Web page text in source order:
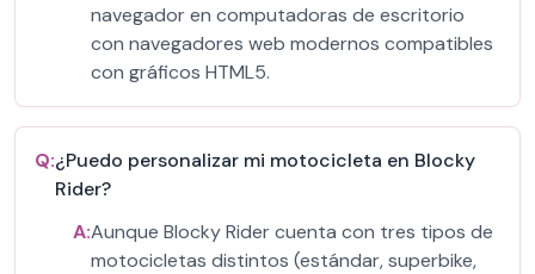
navegador en computadoras de escritorio
con navegadores web modernos compatibles
con gráficos HTML5.
Q:¿Puedo personalizar mi motocicleta en Blocky
Rider?
A:Aunque Blocky Rider cuenta con tres tipos de
motocicletas distintos (estándar, superbike,